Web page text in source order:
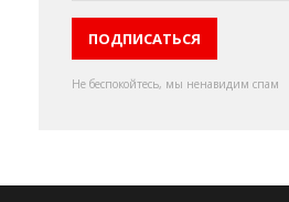
Не беспокойтесь, мы ненавидим спам